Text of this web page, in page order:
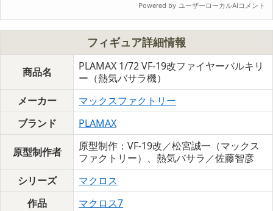
フィギュア詳細情報
商品名
PLAMAX 1/72 VF-19改ファイヤーバルキリ
ー（熱気バサラ機）
メーカー
マックスファクトリー
ブランド
PLAMAX
原型制作者
原型制作：VF-19改／松宮誠一（マックス
ファクトリー）、熱気バサラ／佐藤智彦
シリーズ
マクロス
作品
マクロス7